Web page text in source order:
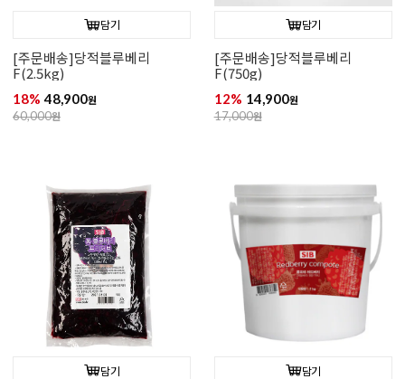
담기
[주문배송]당적블루베리
F(2.5kg)
18% 48,900원
60,000원
담기
[주문배송]당적블루베리
F(750g)
12% 14,900원
17,000원
담기 담기